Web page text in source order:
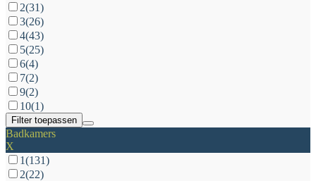
2(31)
3(26)
4(43)
5(25)
6(4)
7(2)
9(2)
10(1)
Filter toepassen
Badkamers
X
1(131)
2(22)